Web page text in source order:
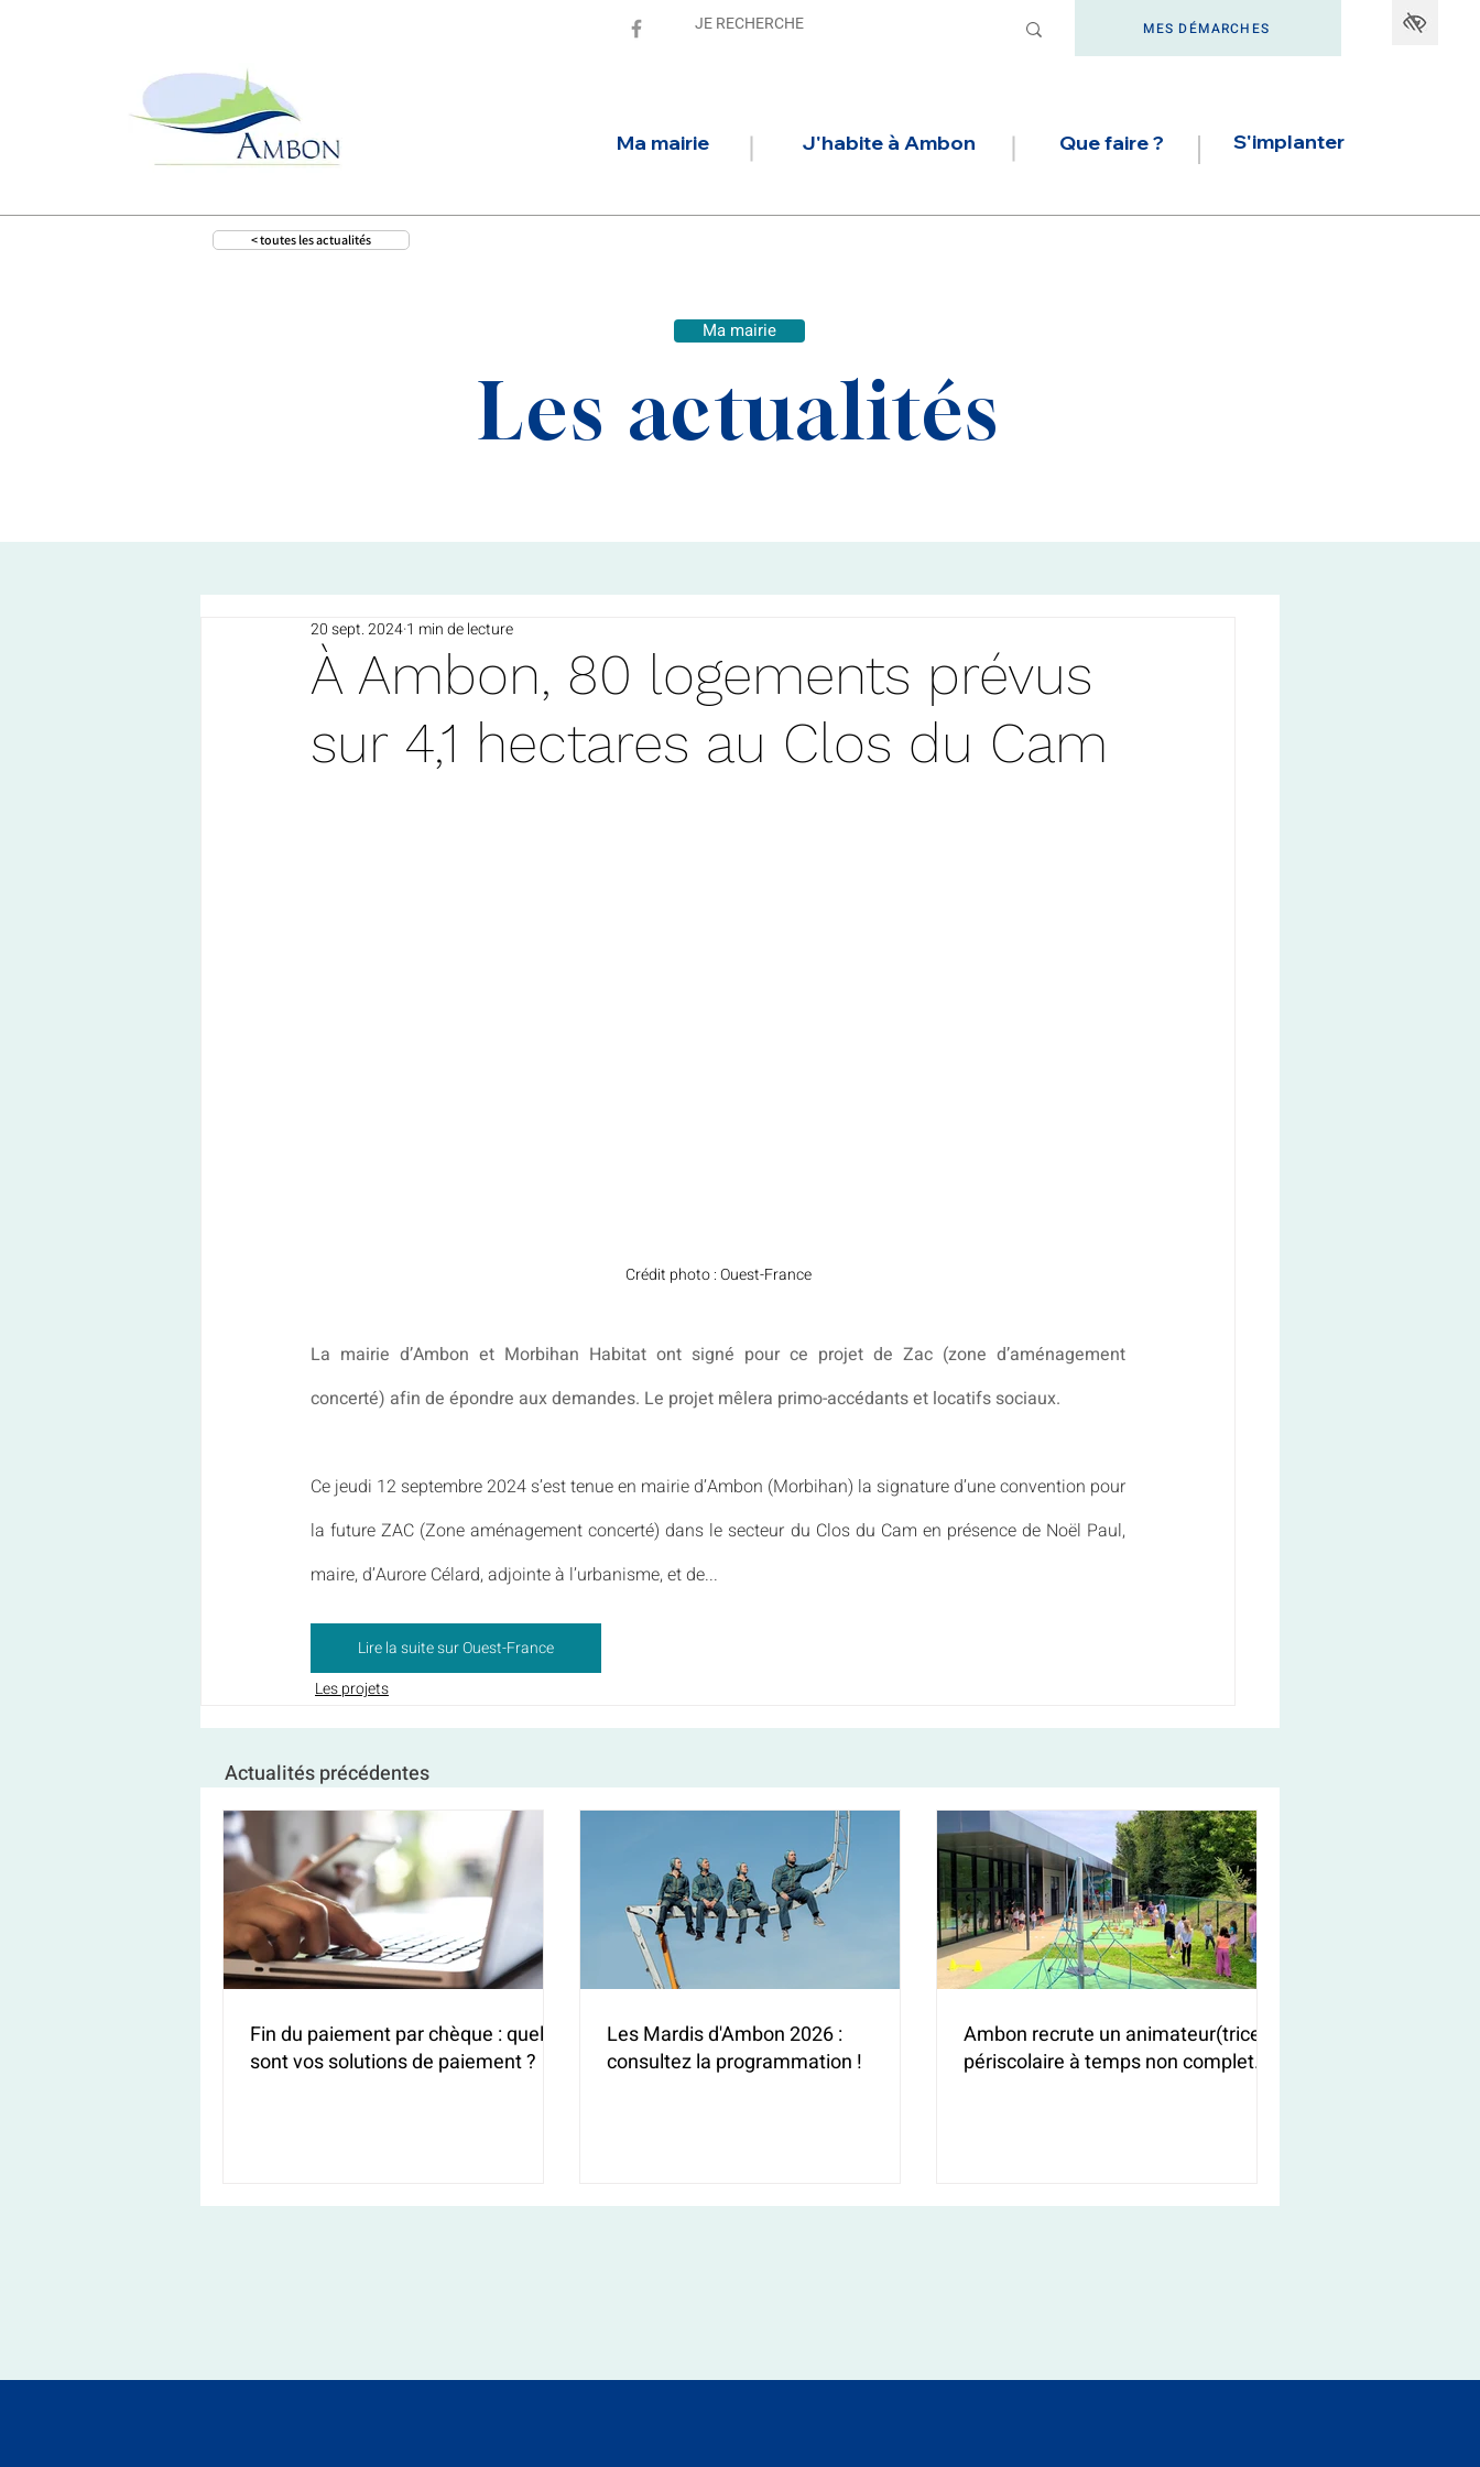
MES DÉMARCHES
Ma mairie J'habite à Ambon Que faire ? S'implanter
< toutes les actualités
Ma mairie
Les actualités
À Ambon, 80 logements prévus
sur 4,1 hectares au Clos du Cam
20 sept. 20241 min de lecture
Crédit photo : Ouest-France
La mairie d’Ambon et Morbihan Habitat ont signé pour ce projet de Zac (zone d’aménagement
concerté) afin de épondre aux demandes. Le projet mêlera primo-accédants et locatifs sociaux.
Ce jeudi 12 septembre 2024 s’est tenue en mairie d’Ambon (Morbihan) la signature d’une convention pour
la future ZAC (Zone aménagement concerté) dans le secteur du Clos du Cam en présence de Noël Paul,
maire, d’Aurore Célard, adjointe à l’urbanisme, et de...
Lire la suite sur Ouest-France
Les projets
Actualités précédentes
Fin du paiement par chèque : quelles
sont vos solutions de paiement ?
Les Mardis d'Ambon 2026 :
consultez la programmation !
Ambon recrute un animateur(trice)
périscolaire à temps non complet